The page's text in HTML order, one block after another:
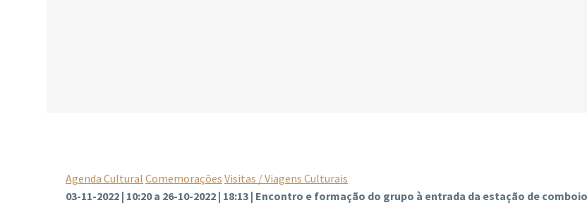
Agenda Cultural Comemorações Visitas / Viagens Culturais
03-11-2022 | 10:20 a 26-10-2022 | 18:13 | Encontro e formação do grupo à entrada da estação de